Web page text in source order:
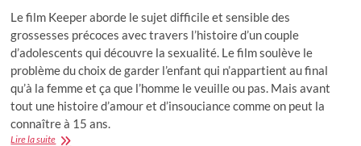
Le film Keeper aborde le sujet difficile et sensible des
grossesses précoces avec travers l’histoire d’un couple
d’adolescents qui découvre la sexualité. Le film soulève le
problème du choix de garder l’enfant qui n’appartient au final
qu’à la femme et ça que l’homme le veuille ou pas. Mais avant
tout une histoire d’amour et d’insouciance comme on peut la
connaître à 15 ans.
Lire la suiteKeeper